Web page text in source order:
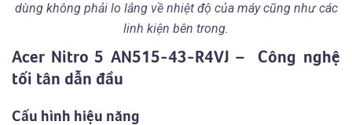
dùng không phải lo lắng về nhiệt độ của máy cũng như các
linh kiện bên trong.
Acer Nitro 5 AN515-43-R4VJ – Công nghệ
tối tân dẫn đầu
Cấu hình hiệu năng